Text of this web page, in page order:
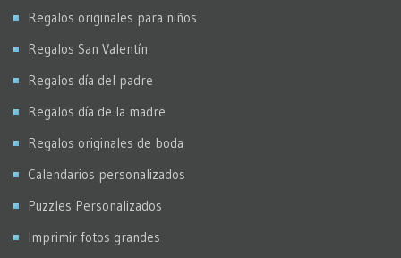
Regalos originales para niños
Regalos San Valentín
Regalos día del padre
Regalos día de la madre
Regalos originales de boda
Calendarios personalizados
Puzzles Personalizados
Imprimir fotos grandes